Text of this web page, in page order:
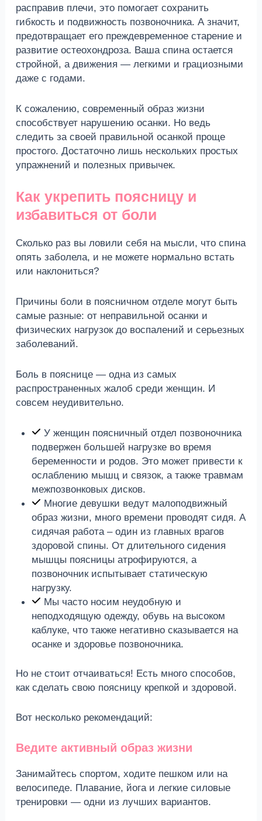
расправив плечи, это помогает сохранить
гибкость и подвижность позвоночника. А значит,
предотвращает его преждевременное старение и
развитие остеохондроза. Ваша спина остается
стройной, а движения — легкими и грациозными
даже с годами.
К сожалению, современный образ жизни
способствует нарушению осанки. Но ведь
следить за своей правильной осанкой проще
простого. Достаточно лишь нескольких простых
упражнений и полезных привычек.
Как укрепить поясницу и
избавиться от боли
Сколько раз вы ловили себя на мысли, что спина
опять заболела, и не можете нормально встать
или наклониться?
Причины боли в поясничном отделе могут быть
самые разные: от неправильной осанки и
физических нагрузок до воспалений и серьезных
заболеваний.
Боль в пояснице — одна из самых
распространенных жалоб среди женщин. И
совсем неудивительно.
У женщин поясничный отдел позвоночника
подвержен большей нагрузке во время
беременности и родов. Это может привести к
ослаблению мышц и связок, а также травмам
межпозвонковых дисков.
Многие девушки ведут малоподвижный
образ жизни, много времени проводят сидя. А
сидячая работа – один из главных врагов
здоровой спины. От длительного сидения
мышцы поясницы атрофируются, а
позвоночник испытывает статическую
нагрузку.
Мы часто носим неудобную и
неподходящую одежду, обувь на высоком
каблуке, что также негативно сказывается на
осанке и здоровье позвоночника.
Но не стоит отчаиваться! Есть много способов,
как сделать свою поясницу крепкой и здоровой.
Вот несколько рекомендаций:
Ведите активный образ жизни
Занимайтесь спортом, ходите пешком или на
велосипеде. Плавание, йога и легкие силовые
тренировки — одни из лучших вариантов.